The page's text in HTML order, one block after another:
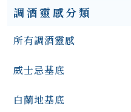
調酒靈感分類
所有調酒靈感
威士忌基底
白蘭地基底